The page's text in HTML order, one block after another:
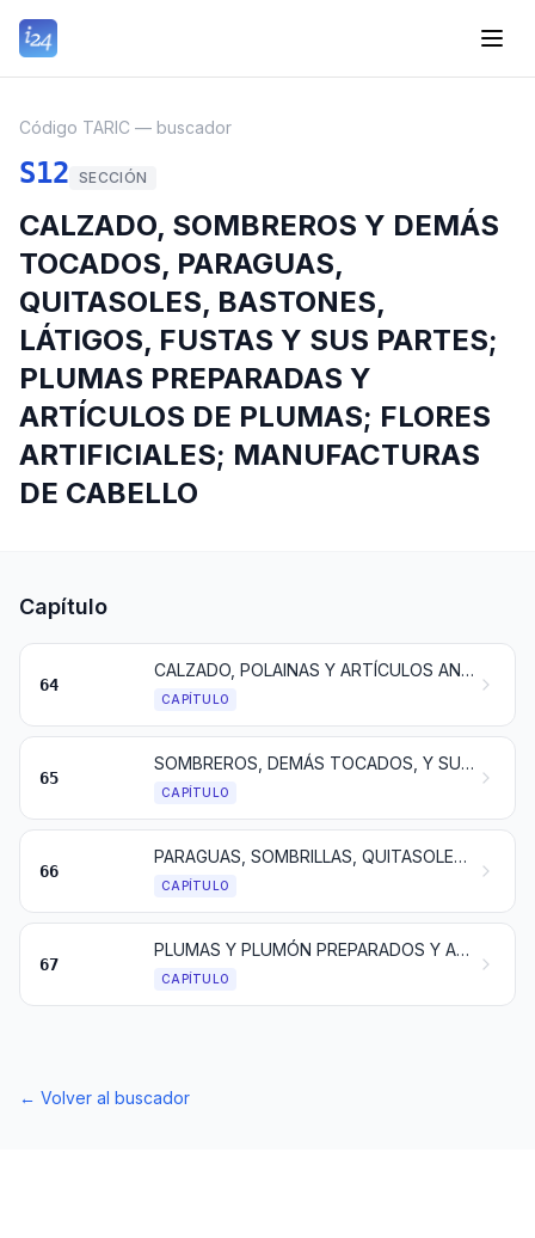
Código TARIC — buscador
S12 SECCIÓN
CALZADO, SOMBREROS Y DEMÁS
TOCADOS, PARAGUAS,
QUITASOLES, BASTONES,
LÁTIGOS, FUSTAS Y SUS PARTES;
PLUMAS PREPARADAS Y
ARTÍCULOS DE PLUMAS; FLORES
ARTIFICIALES; MANUFACTURAS
DE CABELLO
Capítulo
64
CALZADO, POLAINAS Y ARTÍCULOS ANÁLOGOS; PARTES DE ESTOS ARTÍCULOS
CAPÍTULO
65
SOMBREROS, DEMÁS TOCADOS, Y SUS PARTES
CAPÍTULO
66
PARAGUAS, SOMBRILLAS, QUITASOLES, BASTONES, BASTONES ASIENTO, LÁTIGOS, FUSTAS, Y SUS PARTES
CAPÍTULO
67
PLUMAS Y PLUMÓN PREPARADOS Y ARTÍCULOS DE PLUMAS O PLUMÓN; FLORES ARTIFICIALES; MANUFACTURAS DE CABELLO
CAPÍTULO
← Volver al buscador